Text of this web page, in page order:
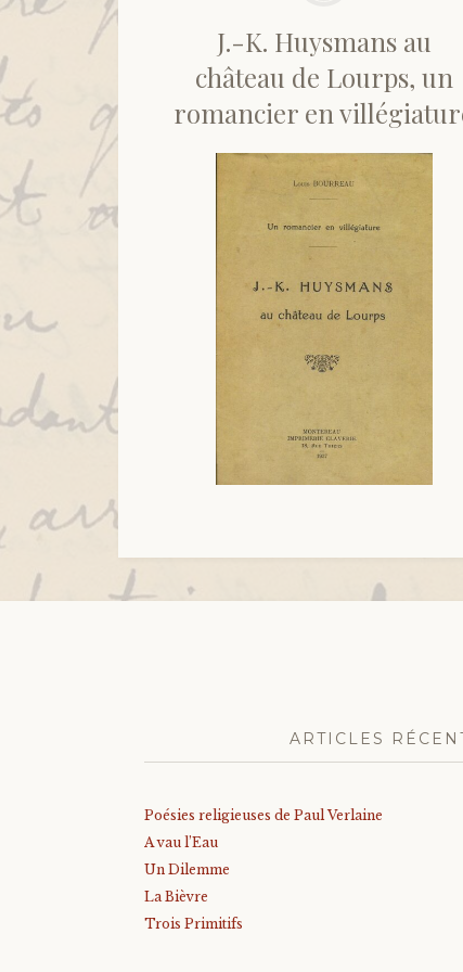
J.-K. Huysmans au
château de Lourps, un
romancier en
ARTICLES
Poésies religieuses de Paul Verlaine
A vau l’Eau
Un Dilemme
La Bièvre
Trois Primitifs